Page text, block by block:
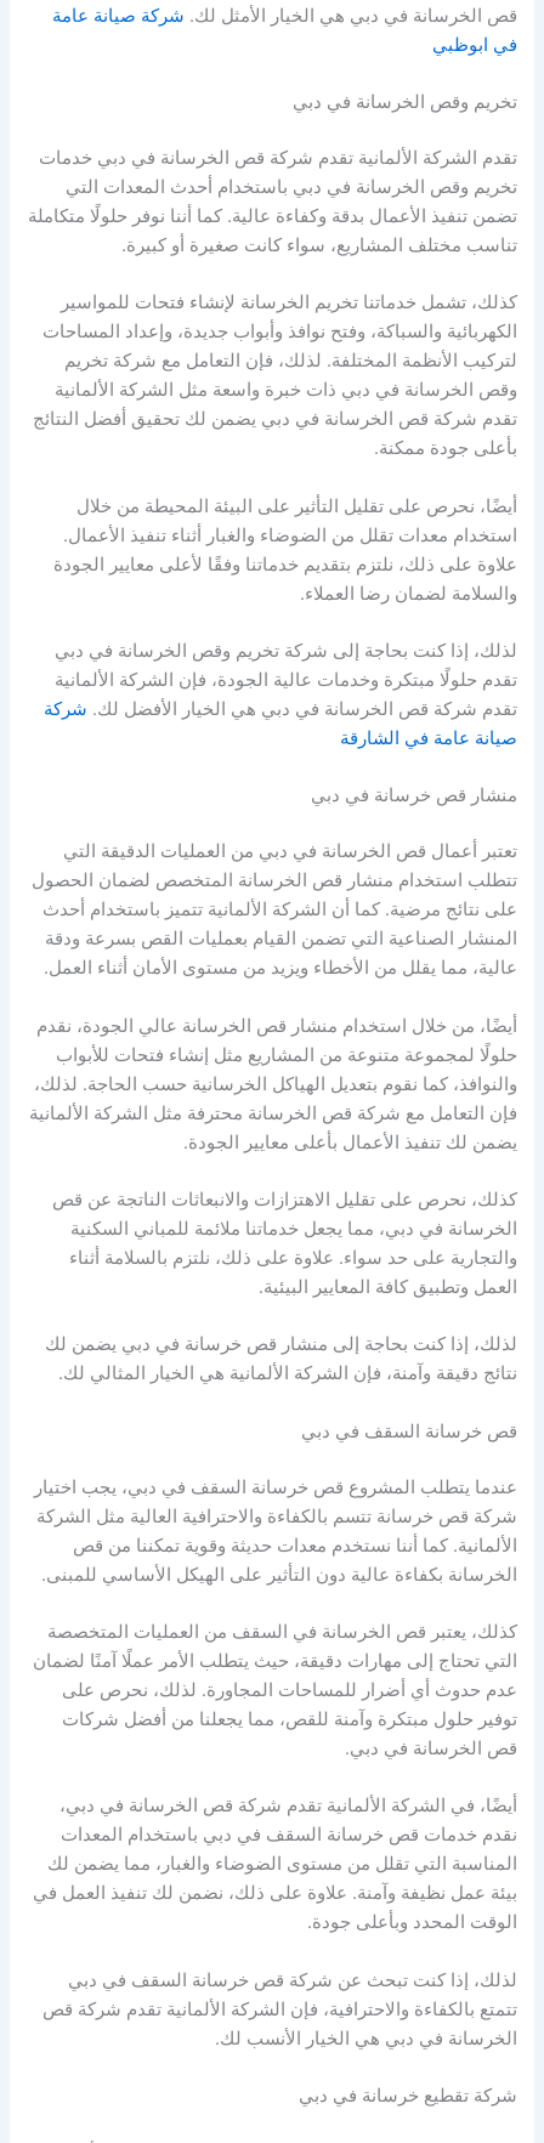
قص الخرسانة في دبي هي الخيار الأمثل لك. شركة صيانة عامة
في ابوظبي
تخريم وقص الخرسانة في دبي
تقدم الشركة الألمانية تقدم شركة قص الخرسانة في دبي خدمات
تخريم وقص الخرسانة في دبي باستخدام أحدث المعدات التي
تضمن تنفيذ الأعمال بدقة وكفاءة عالية. كما أننا نوفر حلولًا متكاملة
تناسب مختلف المشاريع، سواء كانت صغيرة أو كبيرة.
كذلك، تشمل خدماتنا تخريم الخرسانة لإنشاء فتحات للمواسير
الكهربائية والسباكة، وفتح نوافذ وأبواب جديدة، وإعداد المساحات
لتركيب الأنظمة المختلفة. لذلك، فإن التعامل مع شركة تخريم
وقص الخرسانة في دبي ذات خبرة واسعة مثل الشركة الألمانية
تقدم شركة قص الخرسانة في دبي يضمن لك تحقيق أفضل النتائج
بأعلى جودة ممكنة.
أيضًا، نحرص على تقليل التأثير على البيئة المحيطة من خلال
استخدام معدات تقلل من الضوضاء والغبار أثناء تنفيذ الأعمال.
علاوة على ذلك، نلتزم بتقديم خدماتنا وفقًا لأعلى معايير الجودة
والسلامة لضمان رضا العملاء.
لذلك، إذا كنت بحاجة إلى شركة تخريم وقص الخرسانة في دبي
تقدم حلولًا مبتكرة وخدمات عالية الجودة، فإن الشركة الألمانية
تقدم شركة قص الخرسانة في دبي هي الخيار الأفضل لك. شركة
صيانة عامة في الشارقة
منشار قص خرسانة في دبي
تعتبر أعمال قص الخرسانة في دبي من العمليات الدقيقة التي
تتطلب استخدام منشار قص الخرسانة المتخصص لضمان الحصول
على نتائج مرضية. كما أن الشركة الألمانية تتميز باستخدام أحدث
المنشار الصناعية التي تضمن القيام بعمليات القص بسرعة ودقة
عالية، مما يقلل من الأخطاء ويزيد من مستوى الأمان أثناء العمل.
أيضًا، من خلال استخدام منشار قص الخرسانة عالي الجودة، نقدم
حلولًا لمجموعة متنوعة من المشاريع مثل إنشاء فتحات للأبواب
والنوافذ، كما نقوم بتعديل الهياكل الخرسانية حسب الحاجة. لذلك،
فإن التعامل مع شركة قص الخرسانة محترفة مثل الشركة الألمانية
يضمن لك تنفيذ الأعمال بأعلى معايير الجودة.
كذلك، نحرص على تقليل الاهتزازات والانبعاثات الناتجة عن قص
الخرسانة في دبي، مما يجعل خدماتنا ملائمة للمباني السكنية
والتجارية على حد سواء. علاوة على ذلك، نلتزم بالسلامة أثناء
العمل وتطبيق كافة المعايير البيئية.
لذلك، إذا كنت بحاجة إلى منشار قص خرسانة في دبي يضمن لك
نتائج دقيقة وآمنة، فإن الشركة الألمانية هي الخيار المثالي لك.
قص خرسانة السقف في دبي
عندما يتطلب المشروع قص خرسانة السقف في دبي، يجب اختيار
شركة قص خرسانة تتسم بالكفاءة والاحترافية العالية مثل الشركة
الألمانية. كما أننا نستخدم معدات حديثة وقوية تمكننا من قص
الخرسانة بكفاءة عالية دون التأثير على الهيكل الأساسي للمبنى.
كذلك، يعتبر قص الخرسانة في السقف من العمليات المتخصصة
التي تحتاج إلى مهارات دقيقة، حيث يتطلب الأمر عملًا آمنًا لضمان
عدم حدوث أي أضرار للمساحات المجاورة. لذلك، نحرص على
توفير حلول مبتكرة وآمنة للقص، مما يجعلنا من أفضل شركات
قص الخرسانة في دبي.
أيضًا، في الشركة الألمانية تقدم شركة قص الخرسانة في دبي،
نقدم خدمات قص خرسانة السقف في دبي باستخدام المعدات
المناسبة التي تقلل من مستوى الضوضاء والغبار، مما يضمن لك
بيئة عمل نظيفة وآمنة. علاوة على ذلك، نضمن لك تنفيذ العمل في
الوقت المحدد وبأعلى جودة.
لذلك، إذا كنت تبحث عن شركة قص خرسانة السقف في دبي
تتمتع بالكفاءة والاحترافية، فإن الشركة الألمانية تقدم شركة قص
الخرسانة في دبي هي الخيار الأنسب لك.
شركة تقطيع خرسانة في دبي